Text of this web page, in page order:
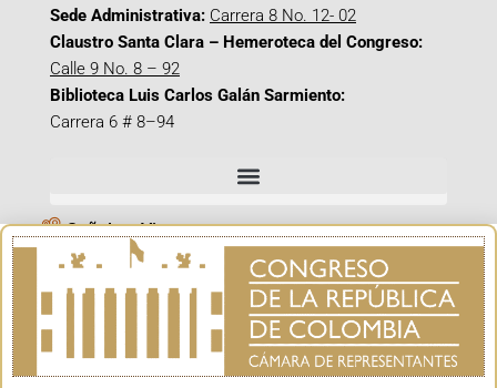
Sede Administrativa: Carrera 8 No. 12- 02
Claustro Santa Clara – Hemeroteca del Congreso:
Calle 9 No. 8 – 92
Biblioteca Luis Carlos Galán Sarmiento:
Carrera 6 # 8–94
Señal en Vivo
Facebook_@CamaraColombia
Instagram_@CamaraColombia
X_@CamaraColombia
Youtube_@CamaraColombia